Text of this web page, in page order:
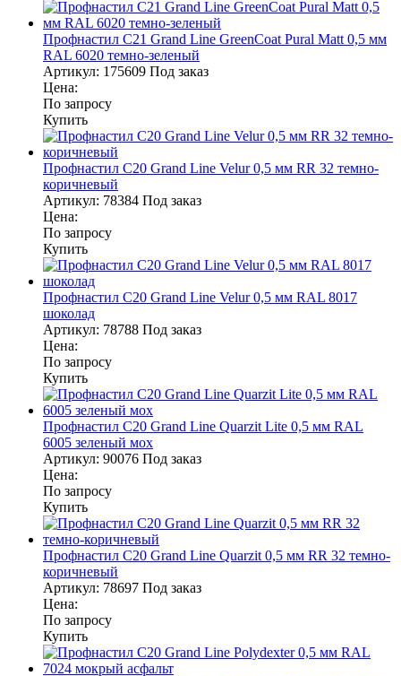
Профнастил С21 Grand Line GreenCoat Pural Matt 0,5 мм
RAL 6020 темно-зеленый
Артикул: 175609 Под заказ
Цена:
По запросу
Купить
Профнастил С20 Grand Line Velur 0,5 мм RR 32 темно-
коричневый
Артикул: 78384 Под заказ
Цена:
По запросу
Купить
Профнастил С20 Grand Line Velur 0,5 мм RAL 8017
шоколад
Артикул: 78788 Под заказ
Цена:
По запросу
Купить
Профнастил С20 Grand Line Quarzit Lite 0,5 мм RAL
6005 зеленый мох
Артикул: 90076 Под заказ
Цена:
По запросу
Купить
Профнастил С20 Grand Line Quarzit 0,5 мм RR 32 темно-
коричневый
Артикул: 78697 Под заказ
Цена:
По запросу
Купить